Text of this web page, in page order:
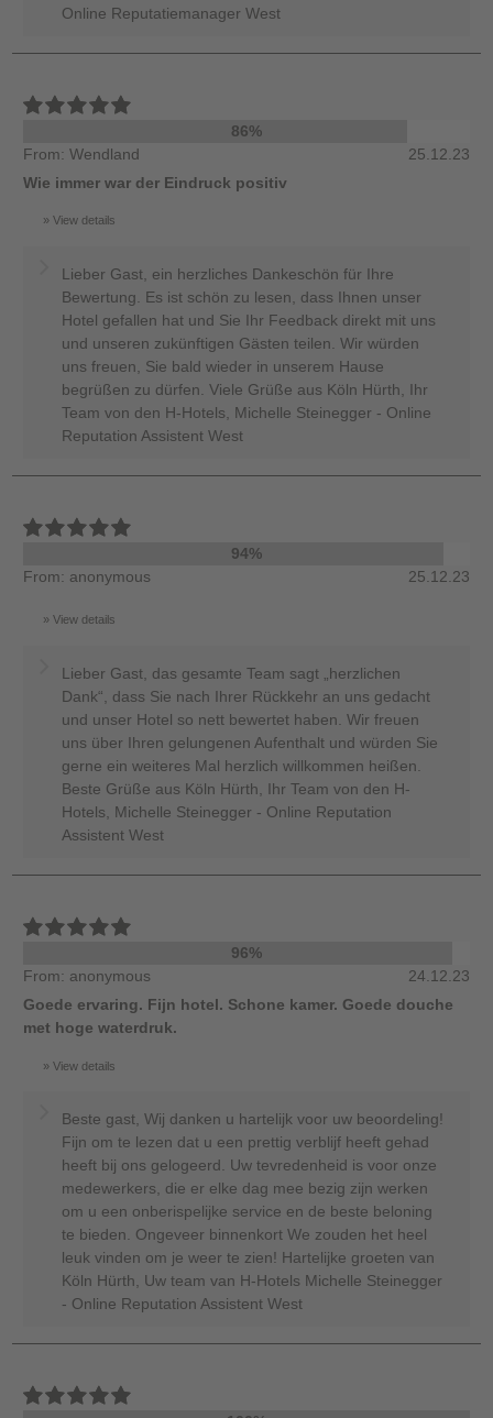
Online Reputatiemanager West
86%
From: Wendland
25.12.23
Wie immer war der Eindruck positiv
View details
Lieber Gast, ein herzliches Dankeschön für Ihre
Bewertung. Es ist schön zu lesen, dass Ihnen unser
Hotel gefallen hat und Sie Ihr Feedback direkt mit uns
und unseren zukünftigen Gästen teilen. Wir würden
uns freuen, Sie bald wieder in unserem Hause
begrüßen zu dürfen. Viele Grüße aus Köln Hürth, Ihr
Team von den H-Hotels, Michelle Steinegger - Online
Reputation Assistent West
94%
From: anonymous
25.12.23
View details
Lieber Gast, das gesamte Team sagt „herzlichen
Dank“, dass Sie nach Ihrer Rückkehr an uns gedacht
und unser Hotel so nett bewertet haben. Wir freuen
uns über Ihren gelungenen Aufenthalt und würden Sie
gerne ein weiteres Mal herzlich willkommen heißen.
Beste Grüße aus Köln Hürth, Ihr Team von den H-
Hotels, Michelle Steinegger - Online Reputation
Assistent West
96%
From: anonymous
24.12.23
Goede ervaring. Fijn hotel. Schone kamer. Goede douche
met hoge waterdruk.
View details
Beste gast, Wij danken u hartelijk voor uw beoordeling!
Fijn om te lezen dat u een prettig verblijf heeft gehad
heeft bij ons gelogeerd. Uw tevredenheid is voor onze
medewerkers, die er elke dag mee bezig zijn werken
om u een onberispelijke service en de beste beloning
te bieden. Ongeveer binnenkort We zouden het heel
leuk vinden om je weer te zien! Hartelijke groeten van
Köln Hürth, Uw team van H-Hotels Michelle Steinegger
- Online Reputation Assistent West